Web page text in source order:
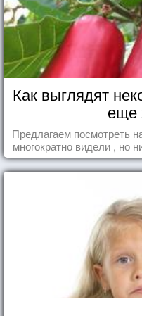
Как выглядят
еще
Предлагаем посмотреть
многократно видели , но